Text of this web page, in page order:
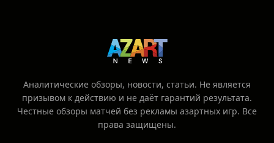
Аналитические обзоры, новости, статьи. Не является
призывом к действию и не даёт гарантий результата.
Честные обзоры матчей без рекламы азартных игр. Все
права защищены.